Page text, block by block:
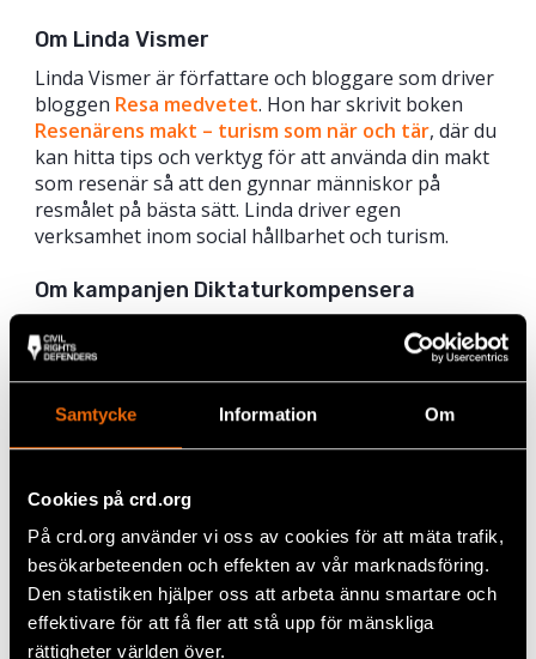
Samtycke Information Om
Cookies på crd.org
På crd.org använder vi oss av cookies för att mäta trafik,
besökarbeteenden och effekten av vår marknadsföring.
Den statistiken hjälper oss att arbeta ännu smartare och
effektivare för att få fler att stå upp för mänskliga
rättigheter världen över.
Om Linda Vismer
Linda Vismer är författare och bloggare som driver
bloggen Resa medvetet. Hon har skrivit boken
Resenärens makt – turism som när och tär, där du
kan hitta tips och verktyg för att använda din makt
som resenär så att den gynnar människor på
resmålet på bästa sätt. Linda driver egen
verksamhet inom social hållbarhet och turism.
Om kampanjen Diktaturkompensera
Nästan hälften av världens länder är idag diktaturer
där människor lever med inskränkta rättigheter.
Flera av dessa länder är populära vinterresmål där
våra pengar riskerar att hamna i auktoritära
regimers händer. Därför lanserar vi nu möjligheten
för mänskliga rättigheter i världen. Läs mer och
testa att räkna ut
Om Civil Rights Defenders
Civil Rights Defenders försvarar medborgerliga och
politiska rättigheter och stärker